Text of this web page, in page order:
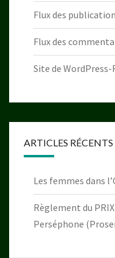
Flux des
Flux des
Site de WordPress-
ARTICLES RÉCENTS
Les femmes dans
Règlement du PRIX
Perséphone